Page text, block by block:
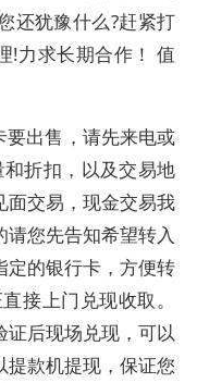
还犹豫什么?赶紧打
!力求长期合作！ 值
要出售，请先来电或
折扣，以及交易地
面交易，现金交易我
您先告知希望转入
定的银行卡，方便转
接上门兑现收取。
证后现场兑现，可以
款机提现，保证您